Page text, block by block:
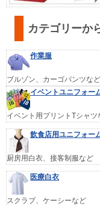
カテゴリーか
作業服
ブルゾン、カーゴパンツなど
イベントユニフォー
イベント用プリントTシャツ
飲食店用ユニフォー
厨房用白衣、接客制服など
医療白衣
スクラブ、ケーシーなど